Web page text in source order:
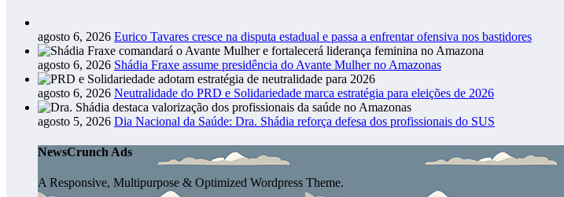
agosto 6, 2026 Eurico Tavares cresce na disputa estadual e passa a enfrentar ofensiva nos bastidores
agosto 6, 2026 Shádia Fraxe assume presidência do Avante Mulher no Amazonas
agosto 6, 2026 Neutralidade do PRD e Solidariedade marca estratégia para eleições de 2026
agosto 5, 2026 Dia Nacional da Saúde: Dra. Shádia reforça defesa dos profissionais do SUS
NewsCrunch Ads
A Responsive, Multipurpose & Optimized Wordpress Theme.